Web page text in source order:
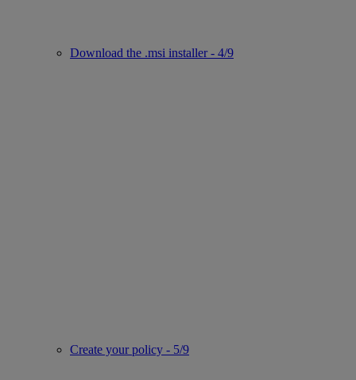
Download the .msi installer - 4/9
Create your policy - 5/9